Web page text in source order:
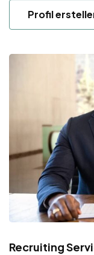
Profil
Recruiting